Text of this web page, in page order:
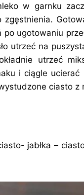
w garnku
ugotowaniu
utrzeć na
utrzeć
i ciągle
ciasto z
jabłka –